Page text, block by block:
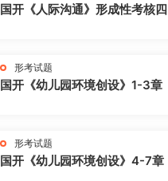
国开《人际沟通》形成性考核四
形考试题
国开《幼儿园环境创设》1-3章
形考试题
国开《幼儿园环境创设》4-7章